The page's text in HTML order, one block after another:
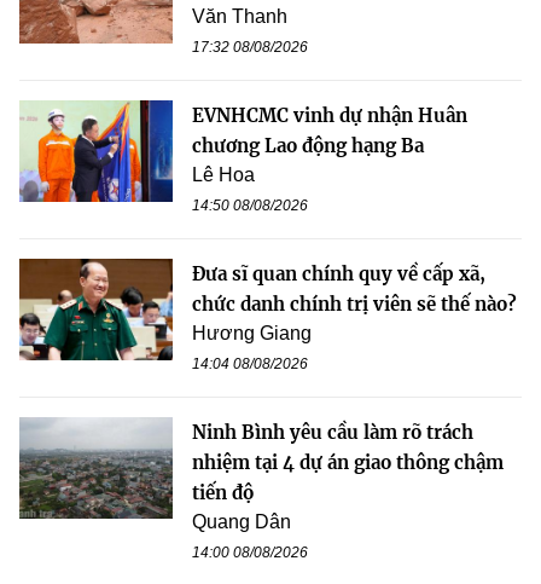
Văn Thanh
17:32 08/08/2026
EVNHCMC vinh dự nhận Huân
chương Lao động hạng Ba
Lê Hoa
14:50 08/08/2026
Đưa sĩ quan chính quy về cấp xã,
chức danh chính trị viên sẽ thế nào?
Hương Giang
14:04 08/08/2026
Ninh Bình yêu cầu làm rõ trách
nhiệm tại 4 dự án giao thông chậm
tiến độ
Quang Dân
14:00 08/08/2026